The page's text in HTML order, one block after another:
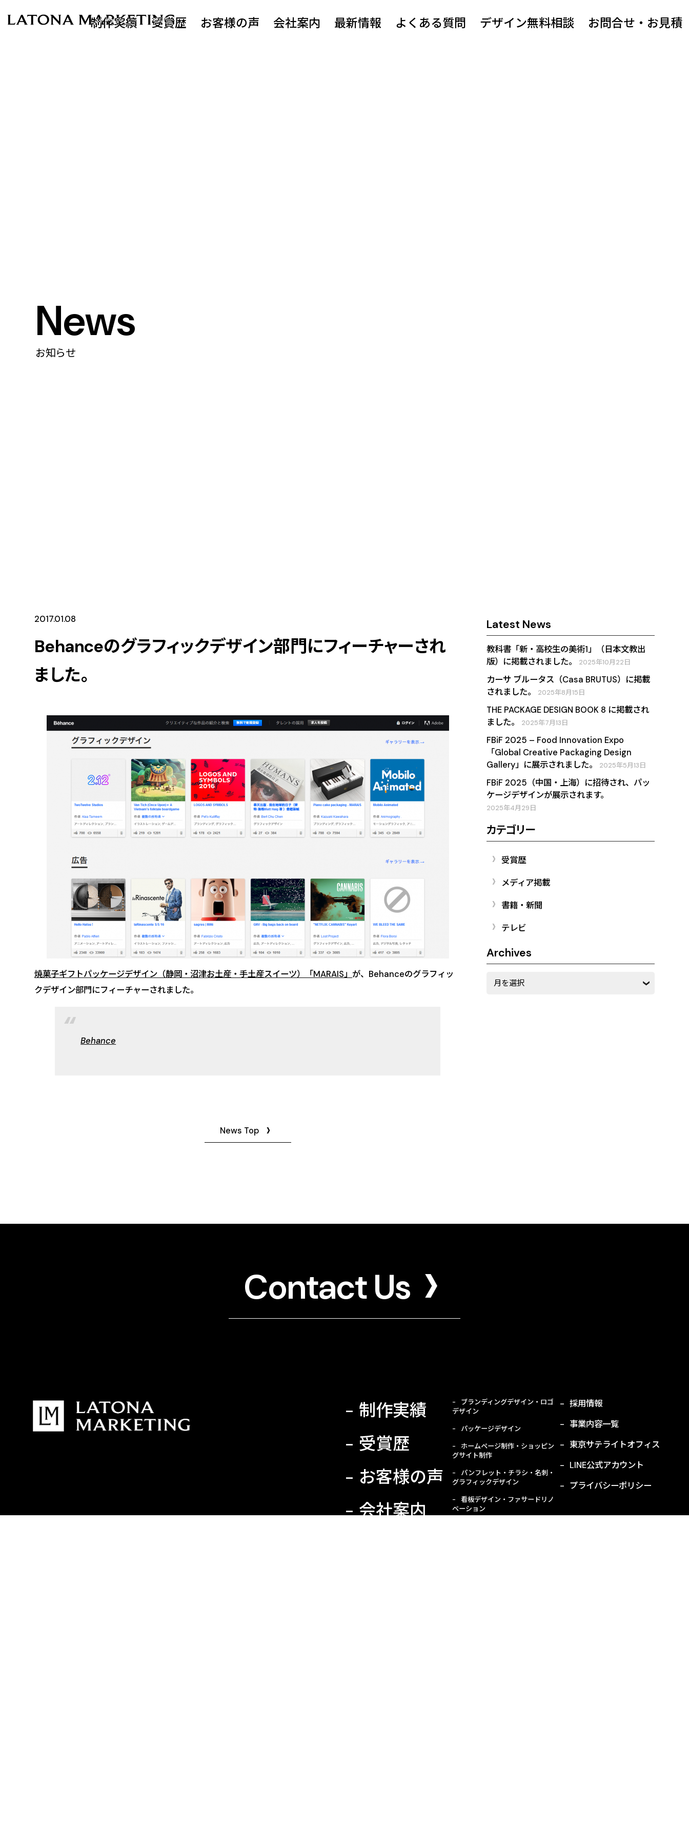
制作実績 受賞歴 お客様の声 会社案内 最新情報 よくある質問 デザイン無料相談 お問合せ・お見積
News
お知らせ
2017.01.08
Behanceのグラフィックデザイン部門にフィーチャーされ
ました。
焼菓子ギフトパッケージデザイン（静岡・沼津お土産・手土産スイーツ）「MARAIS」 が、Behanceのグラフィッ
クデザイン部門にフィーチャーされました。
Behance
News Top
Latest News
教科書「新・高校生の美術1」（日本文教出
版）に掲載されました。
2025年10月22日
カーサ ブルータス（Casa BRUTUS）に掲載
されました。
2025年8月15日
THE PACKAGE DESIGN BOOK 8 に掲載され
ました。
2025年7月13日
FBiF 2025 – Food Innovation Expo
「Global Creative Packaging Design
Gallery」に展示されました。
2025年5月13日
FBiF 2025（中国・上海）に招待され、パッ
ケージデザインが展示されます。
2025年4月29日
カテゴリー
受賞歴
メディア掲載
書籍・新聞
テレビ
Archives
Archives
Contact Us
制作実績
受賞歴
お客様の声
会社案内
ブランディングデザイン・ロゴ
デザイン
パッケージデザイン
ホームページ制作・ショッピン
グサイト制作
パンフレット・チラシ・名刺・
グラフィックデザイン
看板デザイン・ファサードリノ
ベーション
採用情報
事業内容一覧
東京サテライトオフィス
LINE公式アカウント
プライバシーポリシー